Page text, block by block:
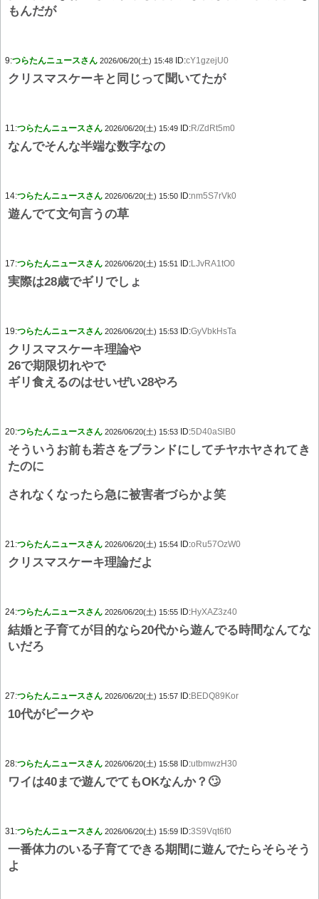
もんだが
9:つらたんニュースさん 2026/06/20(土) 15:48 ID:cY1gzejU0
クリスマスケーキと同じって聞いてたが
11:つらたんニュースさん 2026/06/20(土) 15:49 ID:R/ZdRt5m0
なんでそんな半端な数字なの
14:つらたんニュースさん 2026/06/20(土) 15:50 ID:nm5S7rVk0
遊んでて文句言うの草
17:つらたんニュースさん 2026/06/20(土) 15:51 ID:LJvRA1tO0
実際は28歳でギリでしょ
19:つらたんニュースさん 2026/06/20(土) 15:53 ID:GyVbkHsTa
クリスマスケーキ理論や
26で期限切れやで
ギリ食えるのはせいぜい28やろ
20:つらたんニュースさん 2026/06/20(土) 15:53 ID:5D40aSlB0
そういうお前も若さをブランドにしてチヤホヤされてき
たのに
されなくなったら急に被害者づらかよ笑
21:つらたんニュースさん 2026/06/20(土) 15:54 ID:oRu57OzW0
クリスマスケーキ理論だよ
24:つらたんニュースさん 2026/06/20(土) 15:55 ID:HyXAZ3z40
結婚と子育てが目的なら20代から遊んでる時間なんてな
いだろ
27:つらたんニュースさん 2026/06/20(土) 15:57 ID:BEDQ89Kor
10代がピークや
28:つらたんニュースさん 2026/06/20(土) 15:58 ID:utbmwzH30
ワイは40まで遊んでてもOKなんか？🙄
31:つらたんニュースさん 2026/06/20(土) 15:59 ID:3S9Vqt6f0
一番体力のいる子育てできる期間に遊んでたらそらそう
よ